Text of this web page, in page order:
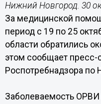
Нижний Новгород. 30
За медицинской
период с 19 по 25
области обратились
этом сообщает пресс-
Роспотребнадзора по
Заболеваемость